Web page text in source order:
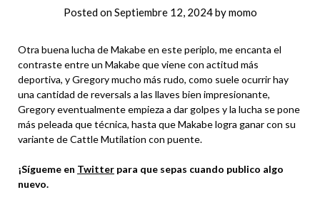
Posted onSeptiembre 12, 2024bymomo
Otra buena lucha de Makabe en este periplo, me encanta el
contraste entre un Makabe que viene con actitud más
deportiva, y Gregory mucho más rudo, como suele ocurrir hay
una cantidad de reversals a las llaves bien impresionante,
Gregory eventualmente empieza a dar golpes y la lucha se pone
más peleada que técnica, hasta que Makabe logra ganar con su
variante de Cattle Mutilation con puente.
¡Sígueme en Twitter para que sepas cuando publico algo
nuevo.